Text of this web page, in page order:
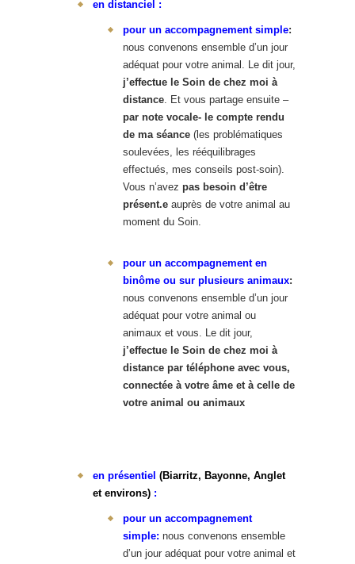
en distanciel :
pour un accompagnement simple:
nous convenons ensemble d’un jour
adéquat pour votre animal. Le dit jour,
j’effectue le Soin de chez moi à
distance. Et vous partage ensuite –
par note vocale- le compte rendu
de ma séance (les problématiques
soulevées, les rééquilibrages
effectués, mes conseils post-soin).
Vous n’avez pas besoin d’être
présent.e auprès de votre animal au
moment du Soin.
pour un accompagnement en
binôme ou sur plusieurs animaux:
nous convenons ensemble d’un jour
adéquat pour votre animal ou
animaux et vous. Le dit jour,
j’effectue le Soin de chez moi à
distance par téléphone avec vous,
connectée à votre âme et à celle de
votre animal ou animaux
en présentiel (Biarritz, Bayonne, Anglet
et environs) :
pour un accompagnement
simple: nous convenons ensemble
d’un jour adéquat pour votre animal et